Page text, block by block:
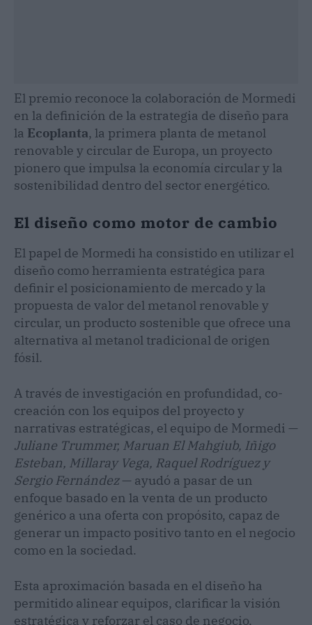
El premio reconoce la colaboración de Mormedi
en la definición de la estrategia de diseño para
la Ecoplanta, la primera planta de metanol
renovable y circular de Europa, un proyecto
pionero que impulsa la economía circular y la
sostenibilidad dentro del sector energético.
El diseño como motor de cambio
El papel de Mormedi ha consistido en utilizar el
diseño como herramienta estratégica para
definir el posicionamiento de mercado y la
propuesta de valor del metanol renovable y
circular, un producto sostenible que ofrece una
alternativa al metanol tradicional de origen
fósil.
A través de investigación en profundidad, co-
creación con los equipos del proyecto y
narrativas estratégicas, el equipo de Mormedi —
Juliane Trummer, Maruan El Mahgiub, Iñigo
Esteban, Millaray Vega, Raquel Rodríguez y
Sergio Fernández— ayudó a pasar de un
enfoque basado en la venta de un producto
genérico a una oferta con propósito, capaz de
generar un impacto positivo tanto en el negocio
como en la sociedad.
Esta aproximación basada en el diseño ha
permitido alinear equipos, clarificar la visión
estratégica y reforzar el caso de negocio,